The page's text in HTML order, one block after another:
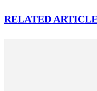
RELATED